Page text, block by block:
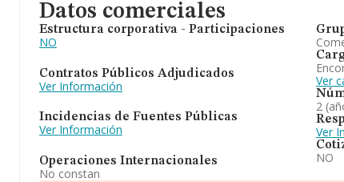
Datos comerciales
Estructura corporativa - Participaciones
NO
Contratos Públicos Adjudicados
Ver Información
Incidencias de Fuentes Públicas
Ver Información
Operaciones Internacionales
No constan
Ver
2
Ver
NO